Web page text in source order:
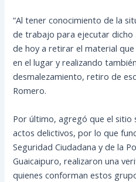
“Al tener conocimiento de la
de trabajo para ejecutar
de hoy a retirar el material
en el lugar y realizando
desmalezamiento, retiro de
Romero.
Por último, agregó que el
actos delictivos, por lo que
Seguridad Ciudadana y de la
Guaicaipuro, realizaron una
quienes conforman estos